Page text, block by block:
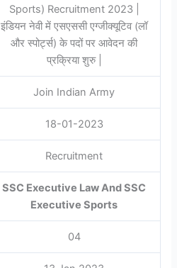
Sports) Recruitment 2023 |
इंडियन नेवी में एसएससी एग्जीक्यूटिव (लॉ
और स्पोर्ट्स) के पदों पर आवेदन की
प्रक्रिया शुरु |
Join Indian Army
18-01-2023
Recruitment
SSC Executive Law And SSC
Executive Sports
04